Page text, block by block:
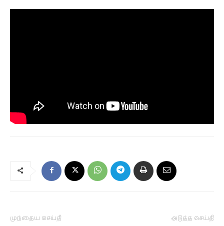
முந்தைய செய்தி அடுத்த செய்தி